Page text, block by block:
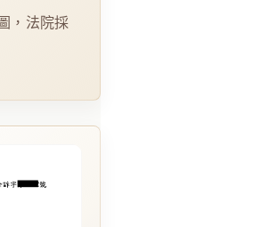
，法院採